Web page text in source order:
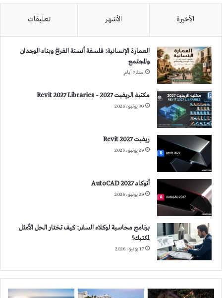
الأخيرة الأشهر تعليقات
العمارة الإنسانية: فلسفة أنسنة الفراغ وبناء الوجدان
والمجتمع
منذ 7 أيام
مكتبة الريفيت 2027 – Revit 2027 Libraries
30 يونيو، 2026
ريفيت 2027 Revit
29 يونيو، 2026
أتوكاد 2027 AutoCAD
29 يونيو، 2026
برنامج محاسبة لوكلاء السفر: كيف تختار الحل الأمثل
لمكتبك؟
17 يونيو، 2026
هندسة